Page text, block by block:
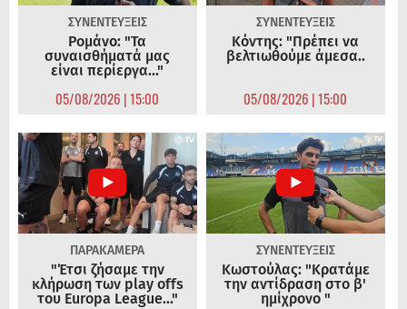
ΣΥΝΕΝΤΕΥΞΕΙΣ
Ρομάνο: "Τα
συναισθήματά μας
είναι περίεργα..."
05/08/2026 | 15:00
ΣΥΝΕΝΤΕΥΞΕΙΣ
Κόντης: "Πρέπει να
βελτιωθούμε άμεσα..
05/08/2026 | 15:00
ΠΑΡΑΚΑΜΕΡΑ
"Έτσι ζήσαμε την
κλήρωση των play offs
του Europa League..."
ΣΥΝΕΝΤΕΥΞΕΙΣ
Κωστούλας: "Κρατάμε
την αντίδραση στο β'
ημίχρονο "